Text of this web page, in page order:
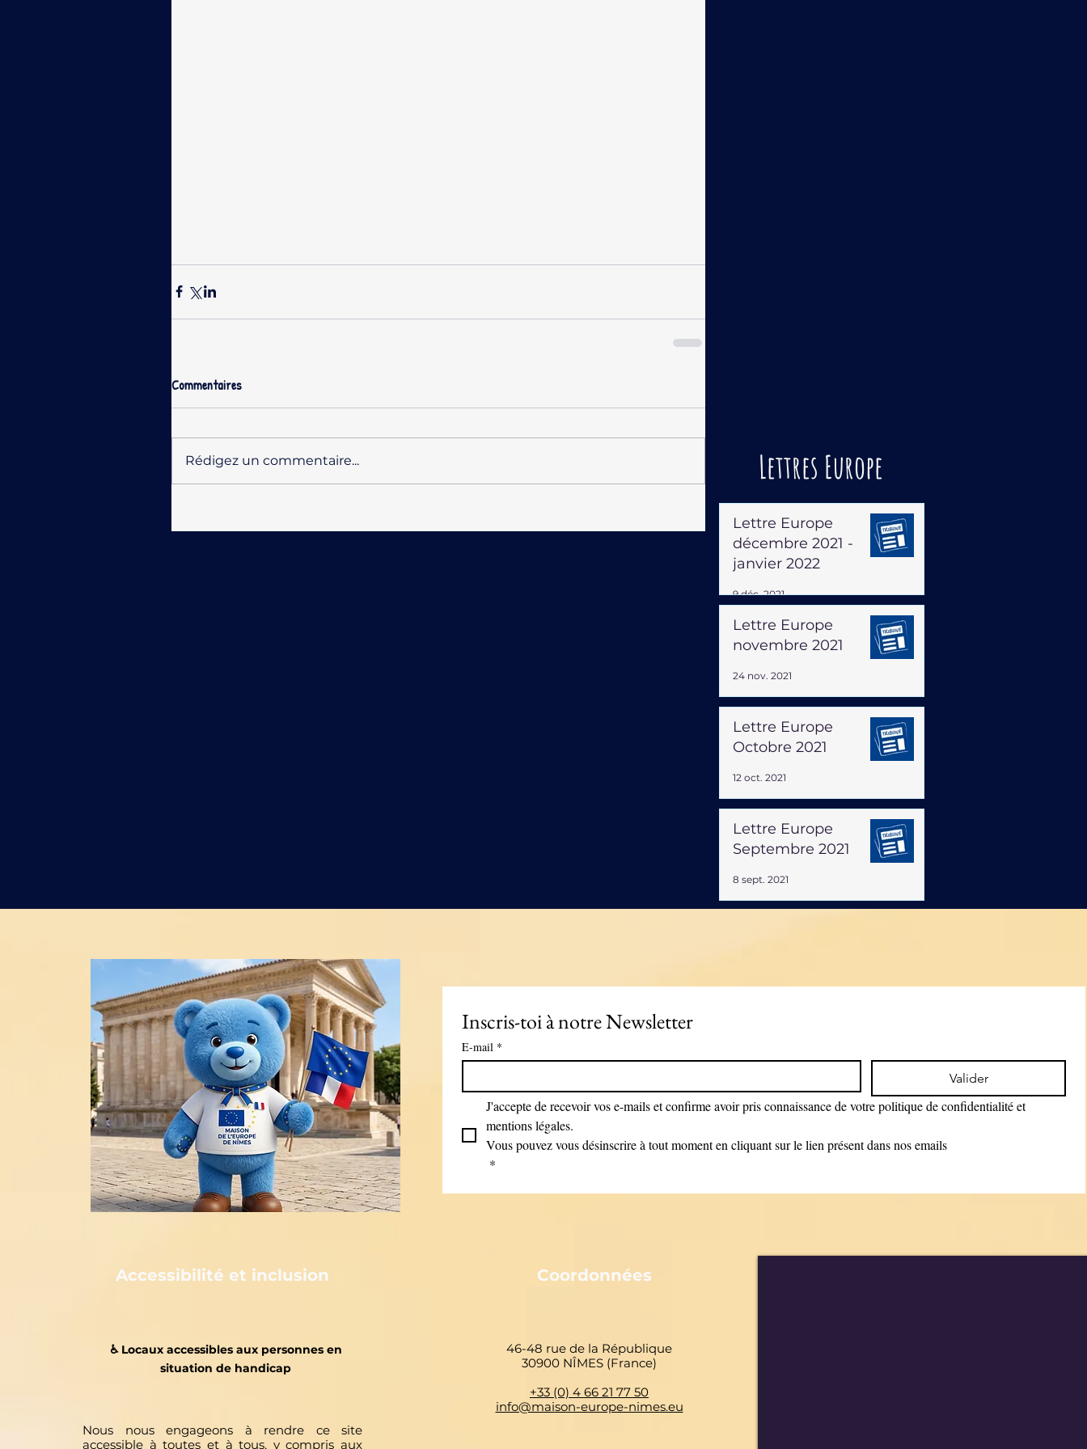
Commentaires
Rédigez un commentaire... Lettres Europe
Lettre Europe
décembre 2021 -
janvier 2022
9 déc. 2021
Lettre Europe
novembre 2021
24 nov. 2021
Lettre Europe
Octobre 2021
12 oct. 2021
Lettre Europe
Septembre 2021
8 sept. 2021
Accessibilité et inclusion
♿️ Locaux accessibles aux personnes en
situation de handicap
Nous nous engageons à rendre ce site
accessible à toutes et à tous, y compris aux
Inscris-toi à notre Newsletter
E-mail *
Valider
J'accepte de recevoir vos e-mails et confirme avoir pris connaissance de votre politique de confidentialité et
mentions légales.
Vous pouvez vous désinscrire à tout moment en cliquant sur le lien présent dans nos emails
*
Coordonnées
46-48 rue de la République
30900 NÎMES (France)
+33 (0) 4 66 21 77 50
info@maison-europe-nimes.eu